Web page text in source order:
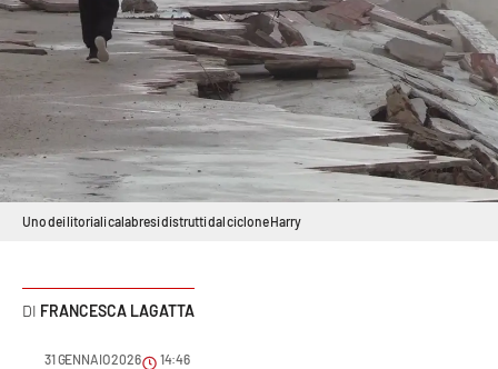
Economia e lavoro
Italia Mondo
Sanità
Sport
Podcast
Meteo
Uno dei litoriali calabresi distrutti dal ciclone Harry
FRANCESCA LAGATTA
31 GENNAIO 2026 14:46